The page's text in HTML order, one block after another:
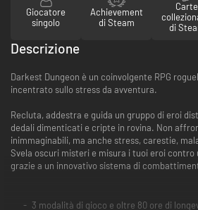
Giocatore
singolo
Achievement
di Steam
Carte
di
Descrizione
Darkest Dungeon è un coinvolgente RPG
incentrato sullo stress da avventura.
Recluta, addestra e guida un gruppo di eroi
dedali dimenticati e cripte in rovina. Non
inimmaginabili, ma anche stress, carestie,
Svela oscuri misteri e misura i tuoi eroi
grazie a un innovativo sistema di
3 modalità di gioco e oltre 80 ore di